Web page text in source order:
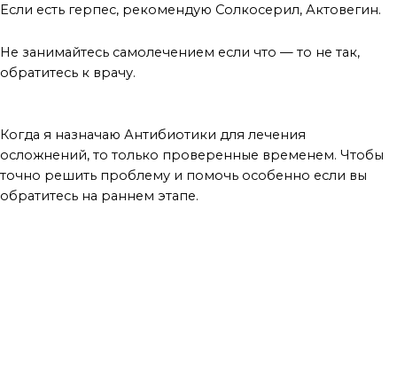
Если есть герпес, рекомендую Солкосерил, Актовегин.
Не занимайтесь самолечением если что — то не так,
обратитесь к врачу.
Когда я назначаю Антибиотики для лечения
осложнений, то только проверенные временем. Чтобы
точно решить проблему и помочь особенно если вы
обратитесь на раннем этапе.